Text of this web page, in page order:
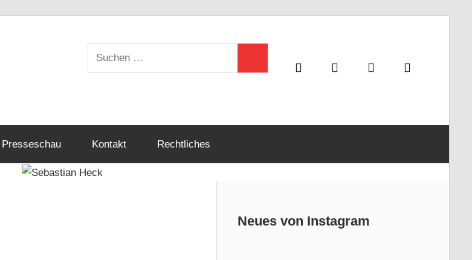
Suchen
nach:
Presseschau Kontakt Rechtliches
Neues von Instagram